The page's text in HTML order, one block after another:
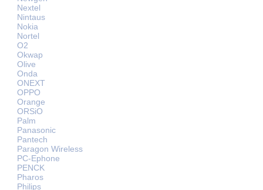
Nextel
Nintaus
Nokia
Nortel
O2
Okwap
Olive
Onda
ONEXT
OPPO
Orange
ORSiO
Palm
Panasonic
Pantech
Paragon Wireless
PC-Ephone
PENCK
Pharos
Philips